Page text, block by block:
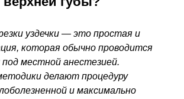
уздечки — это простая и
которая обычно проводится
местной анестезией.
делают процедуру
и максимально